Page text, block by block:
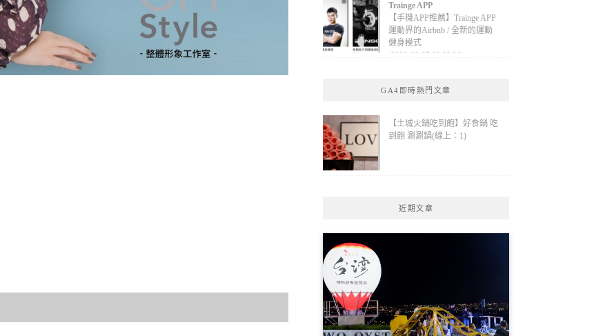
Trainge APP
【手機APP推薦】Trainge APP
運動界的Airbnb / 全新的運動
健身模式
(2020-09-05 22:08:36)
GA4即時熱門文章
【土城火鍋吃到飽】好食鍋 吃
到飽 涮涮鍋(線上：1)
近期文章